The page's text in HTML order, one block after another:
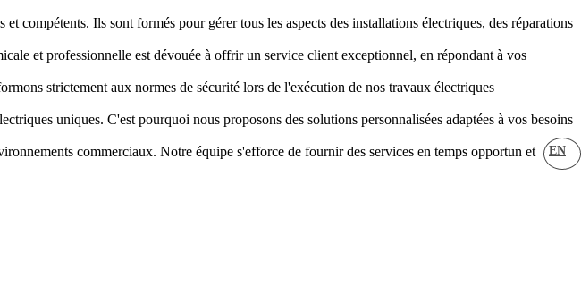
EN
compétents. Ils sont formés pour gérer tous les aspects des installations électriques, des réparations
et professionnelle est dévouée à offrir un service client exceptionnel, en répondant à vos
strictement aux normes de sécurité lors de l'exécution de nos travaux électriques
uniques. C'est pourquoi nous proposons des solutions personnalisées adaptées à vos besoins
commerciaux. Notre équipe s'efforce de fournir des services en temps opportun et